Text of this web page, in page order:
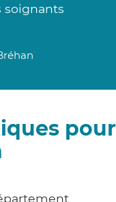
soignants
pour